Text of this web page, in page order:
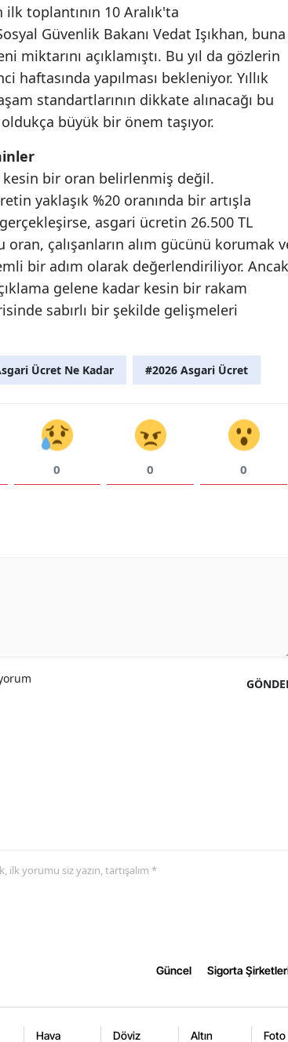
Mersin
İstanbul
İzmir
Kars
Kayseri
Kırklareli
Kocaeli
Konya
Malatya
Kahramanmaraş
Tokat
Şanlıurfa
Uşak
Van
ilk toplantının 10 Aralık'ta
Güvenlik Bakanı Vedat Işıkhan, buna
miktarını açıklamıştı. Bu yıl da gözlerin
haftasında yapılması bekleniyor. Yıllık
standartlarının dikkate alınacağı bu
oldukça büyük bir önem taşıyor.
kesin bir oran belirlenmiş değil.
yaklaşık %20 oranında bir artışla
asgari ücretin 26.500 TL
çalışanların alım gücünü korumak
bir adım olarak değerlendiriliyor.
gelene kadar kesin bir rakam
sabırlı bir şekilde gelişmeleri
Ücret Ne Kadar #2026 Asgari Ücret
0 0 0
yorumu siz yazın, tartışalım *
Güncel Sigorta
Hava Döviz Altın Foto